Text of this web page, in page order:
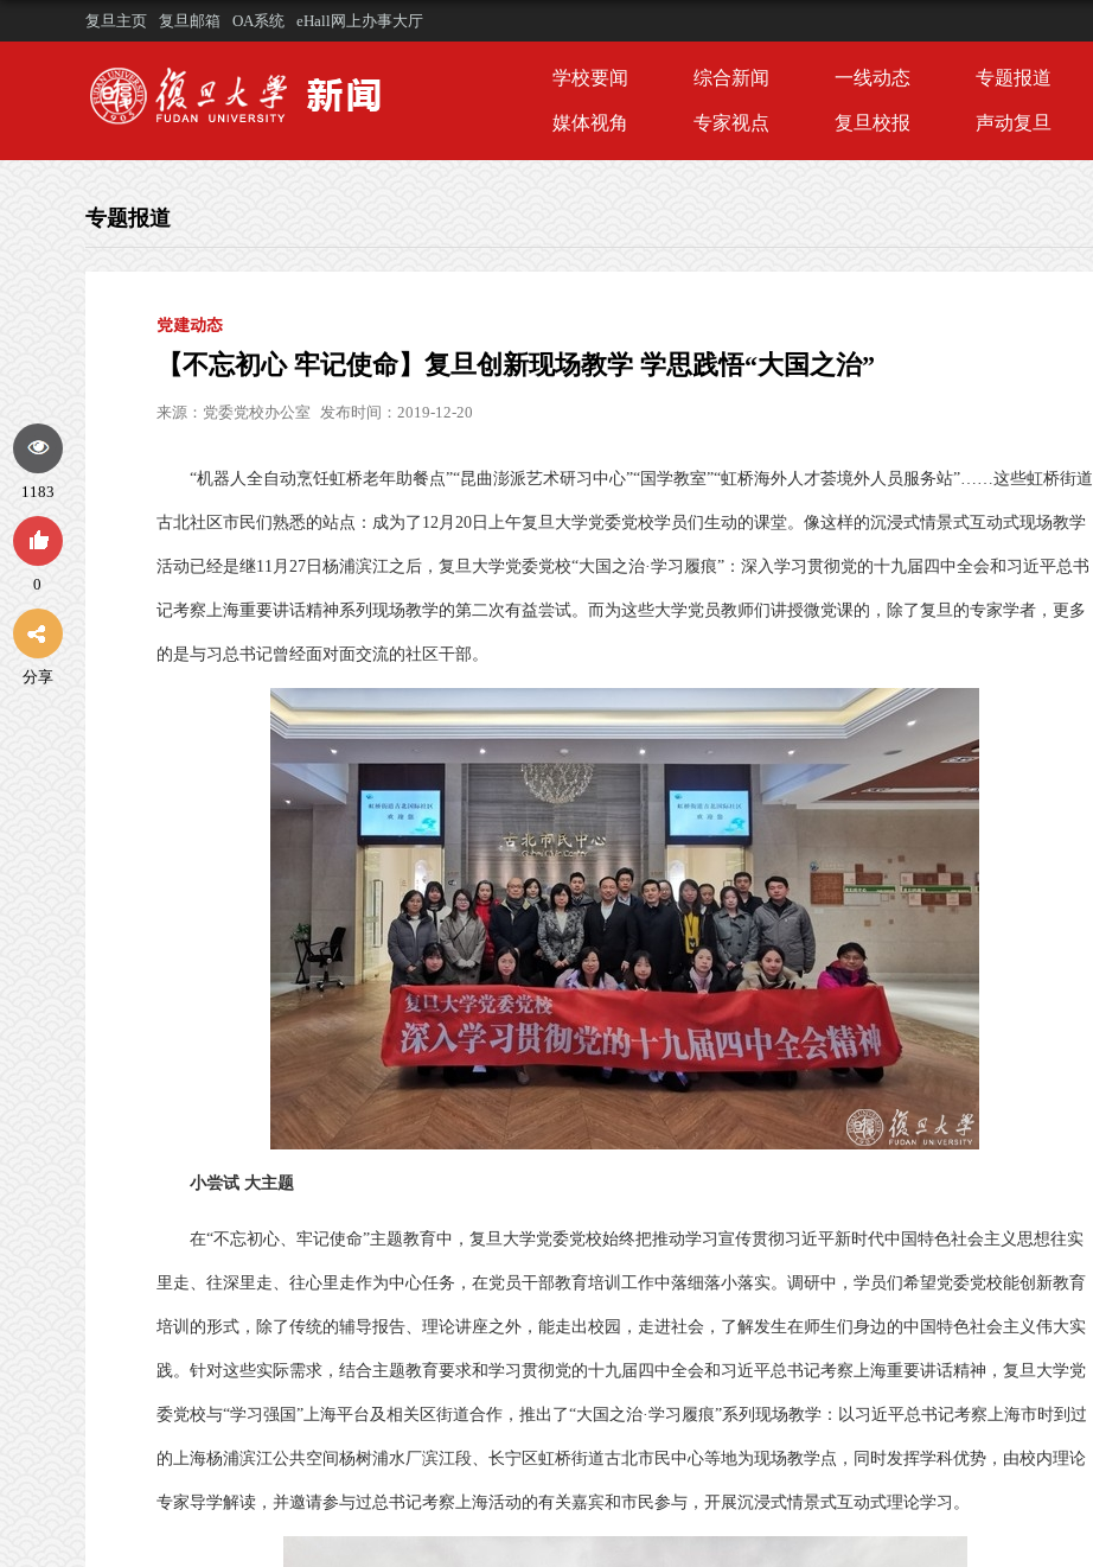
复旦主页 复旦邮箱 OA系统 eHall网上办事大厅
学校要闻 综合新闻 一线动态 专题报道
媒体视角 专家视点 复旦校报 声动复旦
专题报道
党建动态
【不忘初心 牢记使命】复旦创新现场教学 学思践悟“大国之治”
来源： 党委党校办公室 发布时间：2019-12-20
“机器人全自动烹饪虹桥老年助餐点”“昆曲澎派艺术研习中心”“国学教室”“虹桥海外人才荟境外人员服务站”……这些虹桥街道
古北社区市民们熟悉的站点：成为了12月20日上午复旦大学党委党校学员们生动的课堂。像这样的沉浸式情景式互动式现场教学
活动已经是继11月27日杨浦滨江之后，复旦大学党委党校“大国之治·学习履痕”：深入学习贯彻党的十九届四中全会和习近平总书
记考察上海重要讲话精神系列现场教学的第二次有益尝试。而为这些大学党员教师们讲授微党课的，除了复旦的专家学者，更多
的是与习总书记曾经面对面交流的社区干部。
小尝试 大主题
在“不忘初心、牢记使命”主题教育中，复旦大学党委党校始终把推动学习宣传贯彻习近平新时代中国特色社会主义思想往实
里走、往深里走、往心里走作为中心任务，在党员干部教育培训工作中落细落小落实。调研中，学员们希望党委党校能创新教育
培训的形式，除了传统的辅导报告、理论讲座之外，能走出校园，走进社会，了解发生在师生们身边的中国特色社会主义伟大实
践。针对这些实际需求，结合主题教育要求和学习贯彻党的十九届四中全会和习近平总书记考察上海重要讲话精神，复旦大学党
委党校与“学习强国”上海平台及相关区街道合作，推出了“大国之治·学习履痕”系列现场教学：以习近平总书记考察上海市时到过
的上海杨浦滨江公共空间杨树浦水厂滨江段、长宁区虹桥街道古北市民中心等地为现场教学点，同时发挥学科优势，由校内理论
专家导学解读，并邀请参与过总书记考察上海活动的有关嘉宾和市民参与，开展沉浸式情景式互动式理论学习。
1183
0
分享